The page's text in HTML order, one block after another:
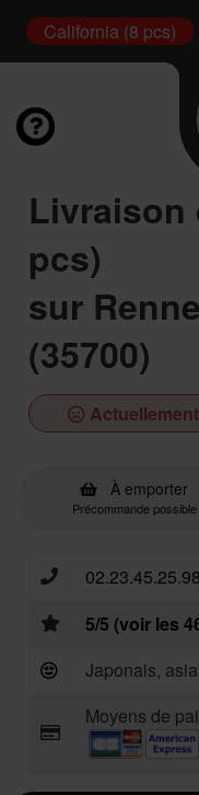
California (8 pcs)
Livraison
pcs)
sur
(35700)
À emporter
Précommande possible
02.23.45.25.98
5/5 (voir les
Japonais,
Moyens de